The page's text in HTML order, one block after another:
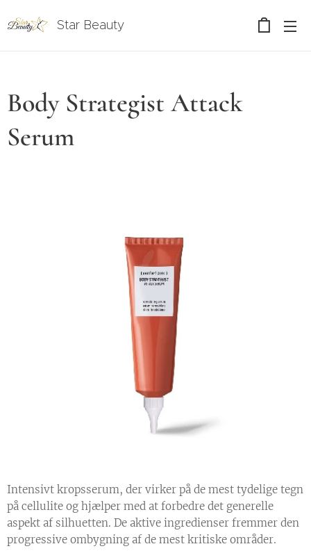
Star Beauty
Body Strategist Attack
Serum
Intensivt kropsserum, der virker på de mest tydelige tegn
på cellulite og hjælper med at forbedre det generelle
aspekt af silhuetten. De aktive ingredienser fremmer den
progressive ombygning af de mest kritiske områder.